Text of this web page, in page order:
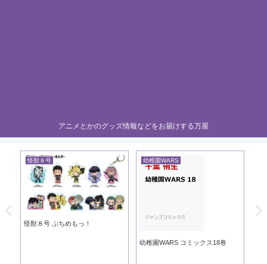
アニメとかのグッズ情報などをお届けする万屋
怪獣８号
怪獣８号 ぷちめもっ！
幼稚園WARS
幼稚園WARS コミックス18巻